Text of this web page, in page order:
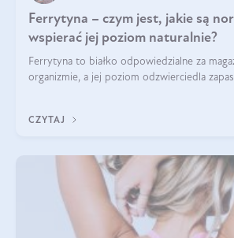
Ferrytyna – czym jest, jakie są
wspierać jej poziom naturalnie?
Ferrytyna to białko odpowiedzialne za
organizmie, a jej poziom odzwierciedla
funkcjonowanie (
CZYTAJ